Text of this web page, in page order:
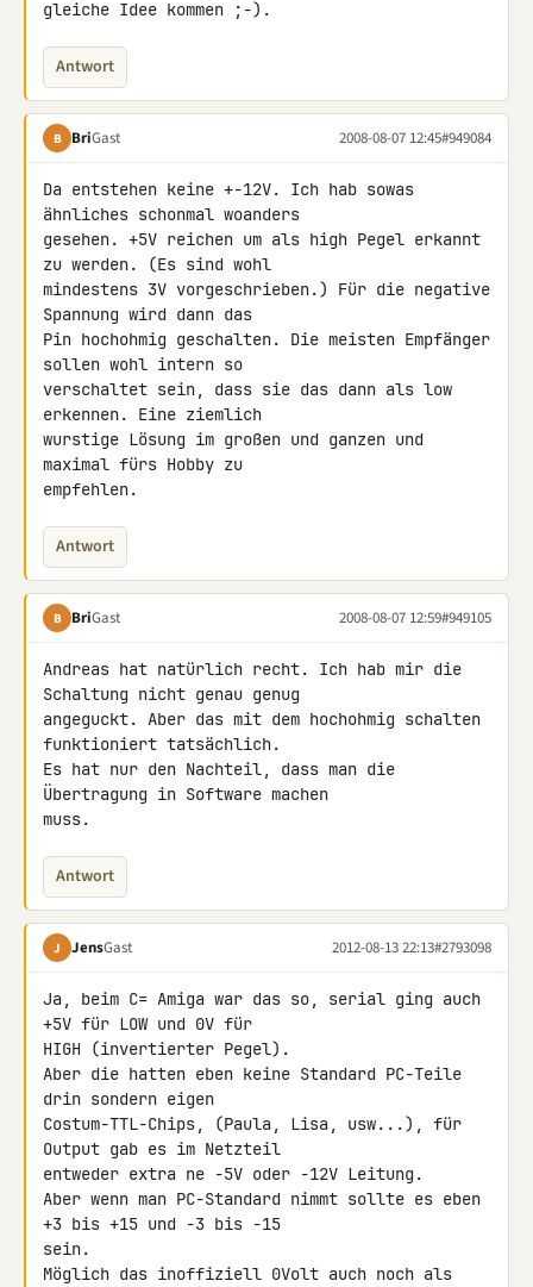
gleiche Idee kommen ;-).
Antwort
B BriGast 2008-08-07 12:45#949084
Da entstehen keine +-12V. Ich hab sowas
ähnliches schonmal woanders
gesehen. +5V reichen um als high Pegel erkannt
zu werden. (Es sind wohl
mindestens 3V vorgeschrieben.) Für die negative
Spannung wird dann das
Pin hochohmig geschalten. Die meisten Empfänger
sollen wohl intern so
verschaltet sein, dass sie das dann als low
erkennen. Eine ziemlich
wurstige Lösung im großen und ganzen und
maximal fürs Hobby zu
empfehlen.
Antwort
B BriGast 2008-08-07 12:59#949105
Andreas hat natürlich recht. Ich hab mir die
Schaltung nicht genau genug
angeguckt. Aber das mit dem hochohmig schalten
funktioniert tatsächlich.
Es hat nur den Nachteil, dass man die
Übertragung in Software machen
muss.
Antwort
J JensGast 2012-08-13 22:13#2793098
Ja, beim C= Amiga war das so, serial ging auch
+5V für LOW und 0V für
HIGH (invertierter Pegel).
Aber die hatten eben keine Standard PC-Teile
drin sondern eigen
Costum-TTL-Chips, (Paula, Lisa, usw...), für
Output gab es im Netzteil
entweder extra ne -5V oder -12V Leitung.
Aber wenn man PC-Standard nimmt sollte es eben
+3 bis +15 und -3 bis -15
sein.
Möglich das inoffiziell 0Volt auch noch als